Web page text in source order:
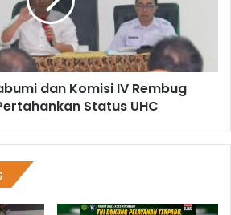
dan Komisi IV Rembug
Status UHC